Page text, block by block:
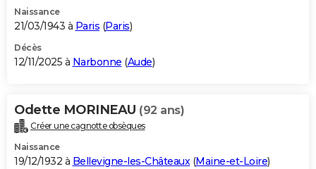
Naissance
21/03/1943 à Paris (Paris)
Décès
12/11/2025 à Narbonne (Aude)
Odette MORINEAU (92 ans)
Créer une cagnotte obsèques
Naissance
19/12/1932 à Bellevigne-les-Châteaux(Maine-et-Loire)